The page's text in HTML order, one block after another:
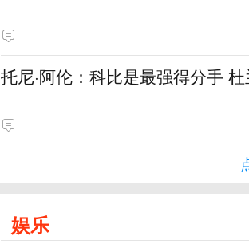
托尼·阿伦：科比是最强得分手
娱乐